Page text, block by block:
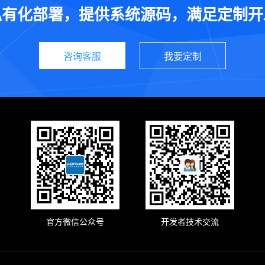
化部署，提供系统源码，满足定制
咨询客服 我要定制
官方微信公众号 开发者技术交流